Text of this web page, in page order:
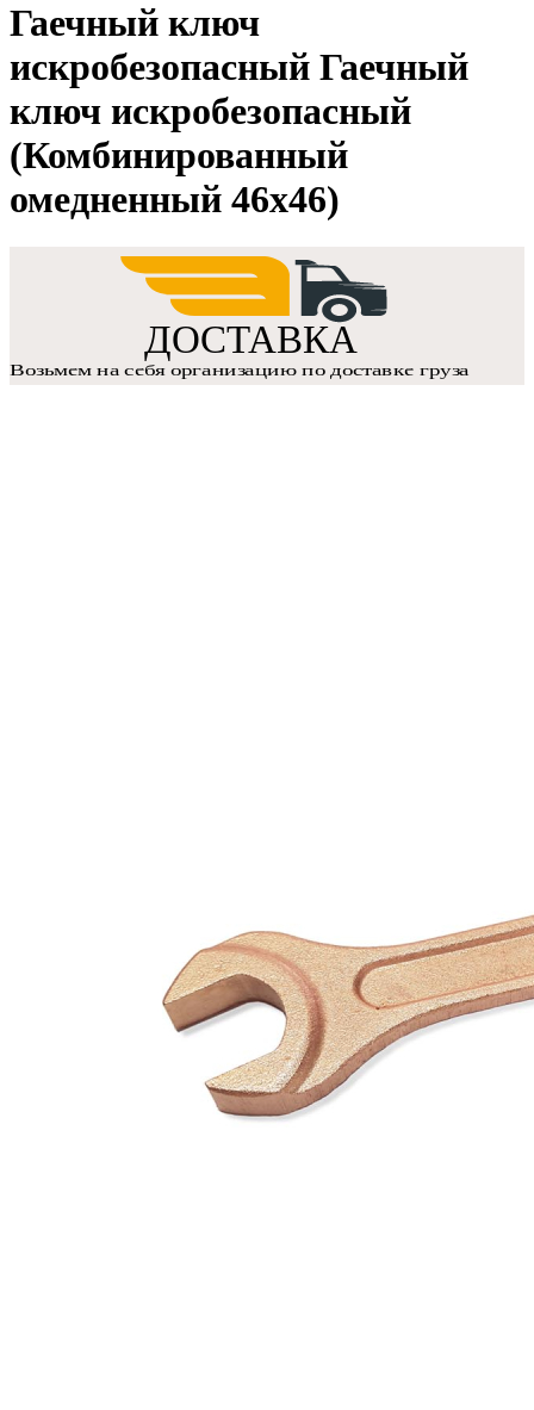
Гаечный ключ
искробезопасный Гаечный
ключ искробезопасный
(Комбинированный
омедненный 46х46)